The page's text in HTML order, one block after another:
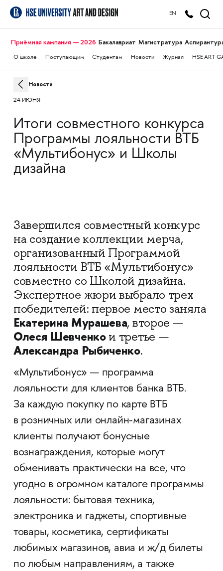
EN
Приёмная кампания — 2026 Бакалавриат Магистратура
О школе Поступающим Студентам Новости Журнал HSE ART
Новости
24 ИЮНЯ
Итоги совместного конкурса
Программы лояльности ВТБ
«Мультибонус» и Школы
дизайна
Завершился совместный конкурс
на создание коллекции мерча,
организованный Программой
лояльности ВТБ «Мультибонус»
совместно со Школой дизайна.
Экспертное жюри выбрало трех
победителей: первое место заняла
Екатерина Мурашева, второе —
Олеся Шевченко и третье —
Александра Рыбиченко.
«Мультибонус» — программа
лояльности для клиентов банка ВТБ.
За каждую покупку по карте ВТБ
в розничных или онлайн-магазинах
клиенты получают бонусные
вознаграждения, которые могут
обменивать практически на все, что
угодно в огромном каталоге программы
лояльности: бытовая техника,
электроника и гаджеты, спортивные
товары, косметика, сертификаты
любимых магазинов, авиа и ж/д билеты
по любым направлениям, а также